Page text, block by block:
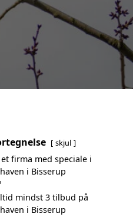
skjul
firma med speciale i
i Bisserup
mindst 3 tilbud på
i Bisserup